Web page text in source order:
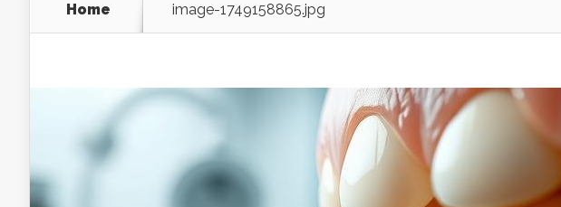
Home image-1749158865.jpg